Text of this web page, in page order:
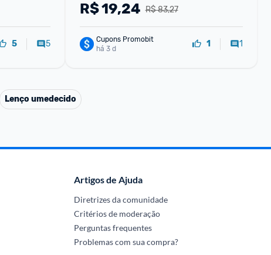
5 5
R$ 83,27
R$19,24
Cupons Promobit
há 3 d
1 1
Lenço umedecido
Artigos de Ajuda
Diretrizes da comunidade
Critérios de moderação
Perguntas frequentes
Problemas com sua compra?